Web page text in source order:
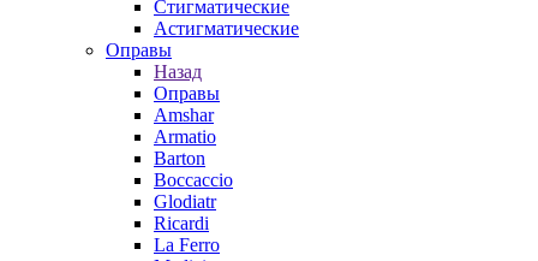
Стигматические
Астигматические
Оправы
Назад
Оправы
Amshar
Armatio
Barton
Boccaccio
Glodiatr
Ricardi
La Ferro